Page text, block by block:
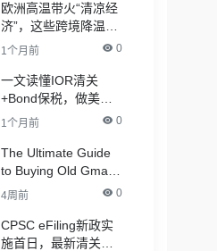
欧洲高温带火“清凉经
济”，这些跨境降温品
类卖爆了！
1个月前 0
一文读懂IOR清关
+Bond保税，做美线
跨境出货为什么一定
1个月前 0
The Ultimate Guide
to Buying Old Gmail
Accounts
4周前 0
CPSC eFiling新政实
施首日，最新清关实